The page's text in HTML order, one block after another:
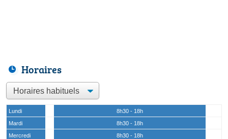
Horaires
Lundi
8h30 - 18h
Mardi
8h30 - 18h
Mercredi
8h30 - 18h